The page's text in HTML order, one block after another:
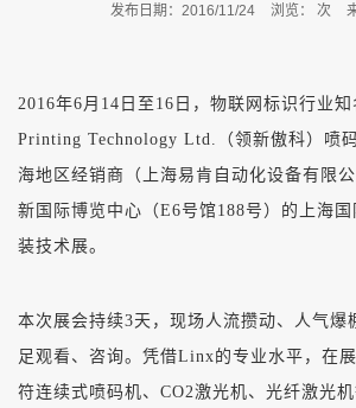
发布日期：2016/11/24 浏览： 次
2016年6月14日至16日，物联网标识行业
Printing Technology Ltd.（领新傲科）喷
海地区经销商（上海易肯自动化设备有限
新国际博览中心（E6号馆188号）的上海
装技术展。
本次展会持续3天，现场人流攒动、人气爆
足观看、咨询。凭借Linx的专业水平，在
符连续式喷码机、CO2激光机、光纤激光